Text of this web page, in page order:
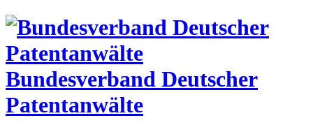
Bundesverband Deutscher
Patentanwälte